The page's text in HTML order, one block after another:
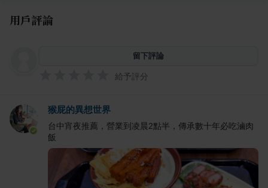
用戶評論
留下評論
給予評分
猴屁的異想世界
台中宵夜推薦，營業到凌晨2點半，傳承數十年必吃滷肉
飯